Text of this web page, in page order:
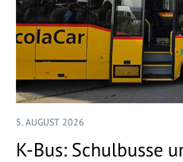
5. AUGUST 2026
K-Bus: Schulbusse